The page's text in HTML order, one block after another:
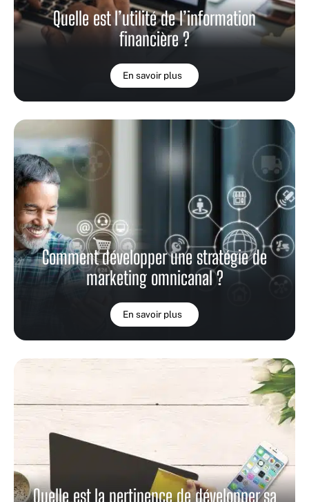
Quelle est l’utilité de l’information
financière ?
En savoir plus
Comment développer une stratégie de
marketing omnicanal ?
En savoir plus
Quelle est la pertinence de développer sa